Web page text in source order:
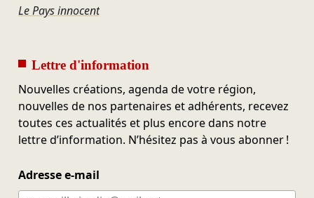
Le Pays innocent
Lettre d'information
Nouvelles créations, agenda de votre région,
nouvelles de nos partenaires et adhérents, recevez
toutes ces actualités et plus encore dans notre
lettre d’information. N’hésitez pas à vous abonner !
Adresse e-mail